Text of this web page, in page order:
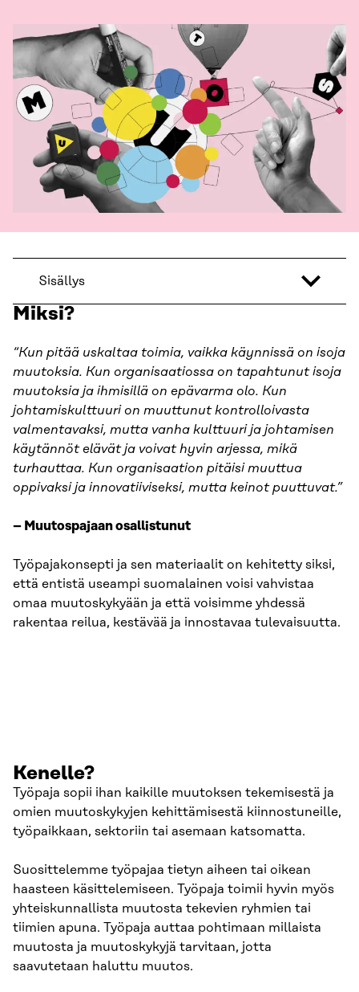
Sisällys
Miksi?
“Kun pitää uskaltaa toimia, vaikka käynnissä on isoja
muutoksia. Kun organisaatiossa on tapahtunut isoja
muutoksia ja ihmisillä on epävarma olo. Kun
johtamiskulttuuri on muuttunut kontrolloivasta
valmentavaksi, mutta vanha kulttuuri ja johtamisen
käytännöt elävät ja voivat hyvin arjessa, mikä
turhauttaa. Kun organisaation pitäisi muuttua
oppivaksi ja innovatiiviseksi, mutta keinot puuttuvat.”
– Muutospajaan osallistunut
Työpajakonsepti ja sen materiaalit on kehitetty siksi,
että entistä useampi suomalainen voisi vahvistaa
omaa muutoskykyään ja että voisimme yhdessä
rakentaa reilua, kestävää ja innostavaa tulevaisuutta.
Kenelle?
Työpaja sopii ihan kaikille muutoksen tekemisestä ja
omien muutoskykyjen kehittämisestä kiinnostuneille,
työpaikkaan, sektoriin tai asemaan katsomatta.
Suosittelemme työpajaa tietyn aiheen tai oikean
haasteen käsittelemiseen. Työpaja toimii hyvin myös
yhteiskunnallista muutosta tekevien ryhmien tai
tiimien apuna. Työpaja auttaa pohtimaan millaista
muutosta ja muutoskykyjä tarvitaan, jotta
saavutetaan haluttu muutos.